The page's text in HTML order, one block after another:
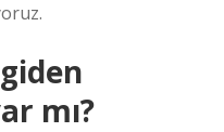
mı?